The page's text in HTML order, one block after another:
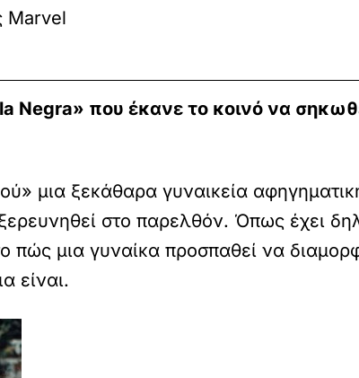
Marvel
που έκανε το κοινό να
μια ξεκάθαρα γυναικεία
στο παρελθόν. Όπως έχει
πώς μια γυναίκα προσπαθεί να
είναι.